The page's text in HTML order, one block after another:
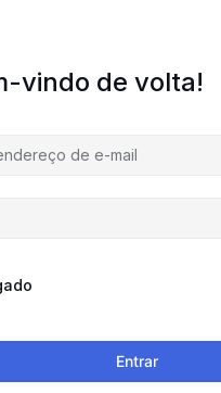
vindo de volta!
Entrar